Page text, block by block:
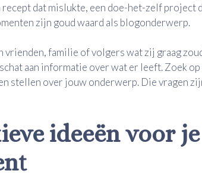
recept dat mislukte, een doe-het-zelf project
zijn goud waard als blogonderwerp.
vrienden, familie of volgers wat zij graag
aan informatie over wat er leeft. Zoek
stellen over jouw onderwerp. Die vragen
ideeën voor